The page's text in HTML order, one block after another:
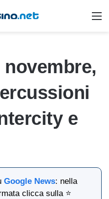
e
Google News: nella
clicca sulla ⭐